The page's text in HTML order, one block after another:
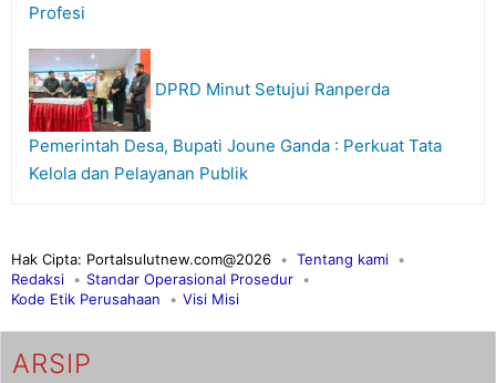
Profesi
DPRD Minut Setujui Ranperda
Pemerintah Desa, Bupati Joune Ganda : Perkuat Tata
Kelola dan Pelayanan Publik
Hak Cipta: Portalsulutnew.com@2026
Tentang kami
Redaksi
Standar Operasional Prosedur
Kode Etik Perusahaan
Visi Misi
ARSIP